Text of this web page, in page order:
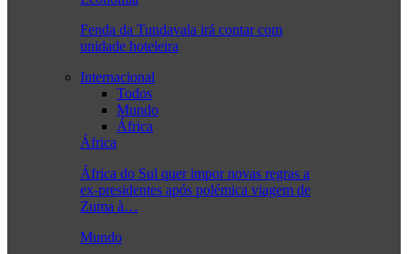
Fenda da Tundavala irá contar com
unidade hoteleira
Internacional
Todos
Mundo
África
África
África do Sul quer impor novas regras a
ex-presidentes após polémica viagem de
Zuma à…
Mundo